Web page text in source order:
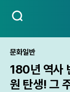
검
문화일반
180년 역사
원 탄생! 그